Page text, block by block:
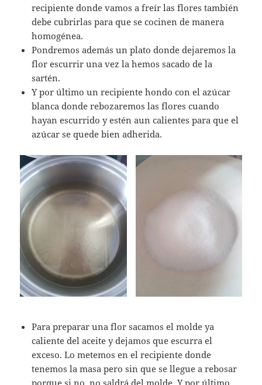
recipiente donde vamos a freír las flores también
debe cubrirlas para que se cocinen de manera
homogénea.
Pondremos además un plato donde dejaremos la
flor escurrir una vez la hemos sacado de la
sartén.
Y por último un recipiente hondo con el azúcar
blanca donde rebozaremos las flores cuando
hayan escurrido y estén aun calientes para que el
azúcar se quede bien adherida.
Para preparar una flor sacamos el molde ya
caliente del aceite y dejamos que escurra el
exceso. Lo metemos en el recipiente donde
tenemos la masa pero sin que se llegue a rebosar